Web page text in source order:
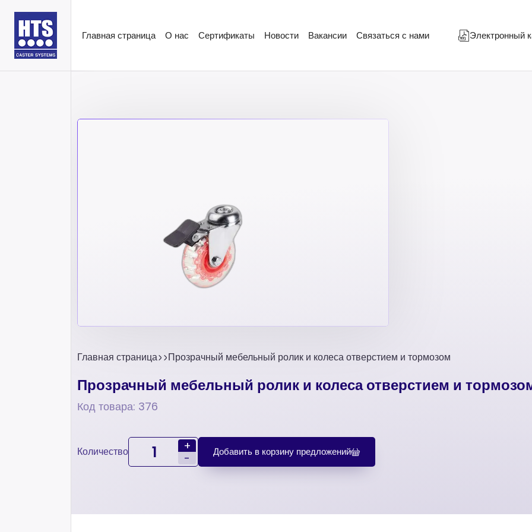
Главная страница О нас Сертификаты Новости Вакансии Связаться с нами Электронный
Главная страница Прозрачный мебельный ролик и колеса отверстием и тормозом
Прозрачный мебельный ролик и колеса отверстием и
Код товара: 376
Количество
+
-
Добавить в корзину предложений